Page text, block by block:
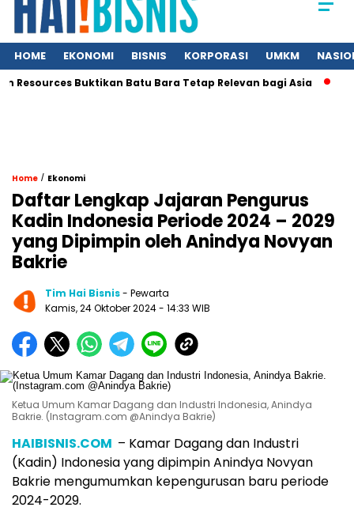
HOME EKONOMI BISNIS KORPORASI UMKM
Buktikan Batu Bara Tetap Relevan bagi Asia
Home / Ekonomi
Daftar Lengkap Jajaran Pengurus
Kadin Indonesia Periode 2024 – 2029
yang Dipimpin oleh Anindya Novyan
Bakrie
Tim Hai Bisnis- Pewarta
Kamis, 24 Oktober 2024- 14:33 WIB
Ketua Umum Kamar Dagang dan Industri Indonesia, Anindya
Bakrie. (Instagram.com @Anindya Bakrie)
HAIBISNIS.COM – Kamar Dagang dan Industri
(Kadin) Indonesia yang dipimpin Anindya Novyan
Bakrie mengumumkan kepengurusan baru periode
2024-2029.